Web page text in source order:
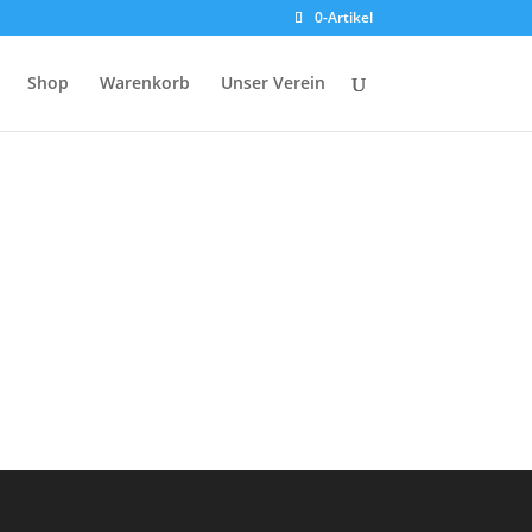
0-Artikel
Shop Warenkorb Unser Verein